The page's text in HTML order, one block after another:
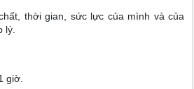
thời gian, sức lực của mình và của
lý.
giờ.